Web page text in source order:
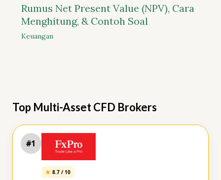
Rumus Net Present Value (NPV), Cara
Menghitung, & Contoh Soal
Keuangan
Top Multi-Asset CFD Brokers
#1
8.7 / 10